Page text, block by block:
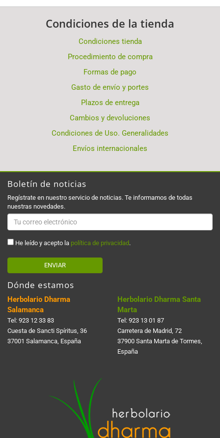
Condiciones de la tienda
Condiciones tienda
Procedimiento de compra
Formas de pago
Gasto de envío y portes
Plazos de entrega
Cambios y devoluciones
Condiciones de Uso. Generalidades
Envíos internacionales
Boletín de noticias
Regístrate en nuestro servicio de noticias. Te informamos de todas
nuestras novedades.
He leído y acepto la política de privacidad .
ENVIAR
Dónde estamos
Herbolario Dharma
Salamanca
Tel: 923 12 33 83
Cuesta de Sancti Spí­ritus, 36
37001 Salamanca, España
Herbolario Dharma Santa
Marta
Tel: 923 13 01 87
Carretera de Madrid, 72
37900 Santa Marta de Tormes,
España